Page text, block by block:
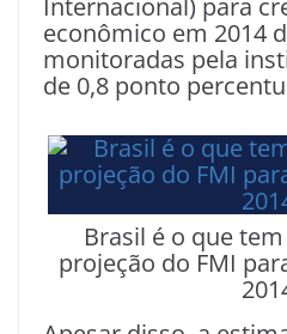
Internacional) para
econômico em 2014
monitoradas pela
de 0,8 ponto
Brasil é o que
projeção do FMI